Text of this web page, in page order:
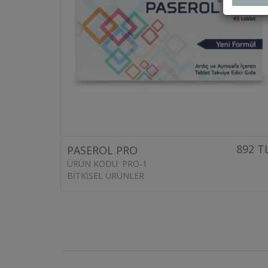
PASEROL PRO
ÜRÜN KODU: PRO-1
BITKISEL ÜRÜNLER
892